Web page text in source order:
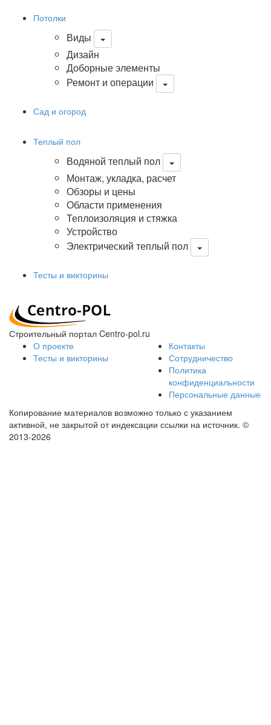
Потолки
Виды
Дизайн
Доборные элементы
Ремонт и операции
Сад и огород
Теплый пол
Водяной теплый пол
Монтаж, укладка, расчет
Обзоры и цены
Области применения
Теплоизоляция и стяжка
Устройство
Электрический теплый пол
Тесты и викторины
Строительный портал Centro-pol.ru
О проекте
Тесты и викторины
Контакты
Сотрудничество
Политика
конфиденциальности
Персональные данные
Копирование материалов возможно только с указанием
активной, не закрытой от индексации ссылки на источник. ©
2013-2026